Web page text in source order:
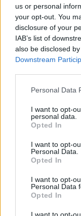
us or personal
your opt-out. You
disclosure of your
IAB’s list of
also be disclosed
Downstream
Please note that
not limited to your
grant or deny
use your data for
consent section.
Personal Data
I want to opt-
personal data.
Opted In
I want to opt-
Personal Data.
Opted In
I want to opt-
Personal Data
Opted In
I want to opt-
Meteo
Test
fine
amate
Nuovi